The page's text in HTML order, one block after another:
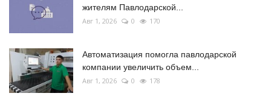
жителям Павлодарской...
Авг 1, 2026 0 170
Автоматизация помогла павлодарской
компании увеличить объем...
Авг 1, 2026 0 178